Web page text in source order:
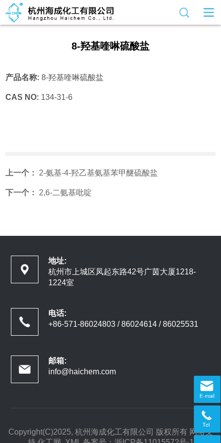
8-羟基喹啉硫酸盐
产品名称:8-羟基喹啉硫酸盐
CAS NO: 134-31-6
上一个： 2-氨基-4-羟乙基氨基苯甲醚硫酸盐
下一个： 2,6-二氨基吡啶
地址:
杭州市上城区凤起东路42号广茵大厦1218-
1224室
电话:
+86-571-86024803 / 86024614 / 86025531
邮箱:
info@haichem.com
Copyright(C)2025, 杭州海成化工有限公司 版权所有网络支